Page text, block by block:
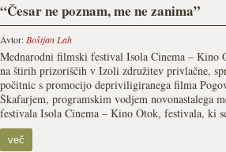
“Česar ne poznam, me ne zanima”
Avtor: Boštjan Lah
Mednarodni filmski festival Isola Cinema – Kino
na štirih prizoriščih v Izoli združitev privlačne,
počitnic s promocijo depriviligiranega filma
Škafarjem, programskim vodjem novonastalega
festivala Isola Cinema – Kino Otok, festivala, ki
več